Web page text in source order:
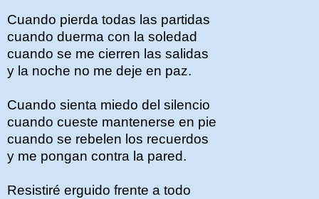
Cuando pierda todas las partidas
cuando duerma con la soledad
cuando se me cierren las salidas
y la noche no me deje en paz.
Cuando sienta miedo del silencio
cuando cueste mantenerse en pie
cuando se rebelen los recuerdos
y me pongan contra la pared.
Resistiré erguido frente a todo